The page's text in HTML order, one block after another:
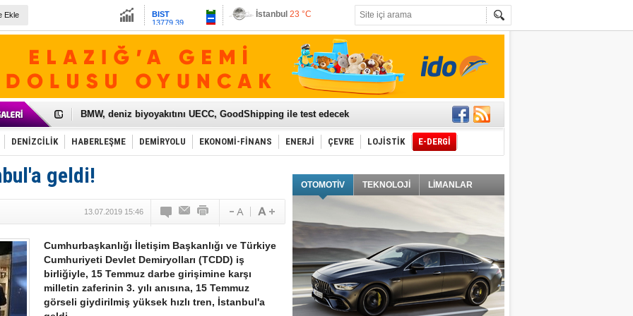
Ekle
Altın
Dolar47.6792
Euro 55.1259
Ankara23 °C
Galataport Projesi'nde sona yaklaşıldı
Kiralık minibüse talep artışı var
VW'de üst düzey atama
Ünye Limanı Türkiye'yi lider yapacak
Türkiye’nin en değerli markası yine THY
İzmir-Antalya seyahat süresi 3 saate inecek
Osmanlı'nın projesi ülkeye milyarlarca dolar gelir sağlayacak
Otomotivde üretim artıyor, satış beklentileri yükseldi
Toyota Türkiye, 800 kişi istihdam edecek
Otomobil ihracatı mayıs ayında yüzde 56 azaldı
HAVAŞ 21 havalimanında hizmete başladı
İran'a ait yük gemisi Irak karasularında battı
'Jet uçak' çözümü ile gemi ihracatına hareketlilik geldi
Rus savaş gemisi Çanakkale Boğazı’ndan geçti
DENİZCİLİK HABERLEŞME DEMİRYOLU EKONOMİ-FİNANS ENERJİ ÇEVRE LOJİSTİK E-DERGİ
geldi!
13.07.2019 15:46
Cumhurbaşkanlığı İletişim Başkanlığı ve Türkiye
Cumhuriyeti Devlet Demiryolları (TCDD) iş
birliğiyle, 15 Temmuz darbe girişimine karşı
milletin zaferinin 3. yılı anısına, 15 Temmuz
görseli giydirilmiş yüksek hızlı tren, İstanbul'a
OTOMOTİV TEKNOLOJİ LİMANLAR